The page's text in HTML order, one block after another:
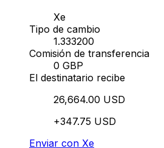
Xe
Tipo de cambio
1.333200
Comisión de transferencia
0 GBP
El destinatario recibe
26,664.00 USD
+347.75 USD
Enviar con Xe